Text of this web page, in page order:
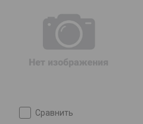
сравнить